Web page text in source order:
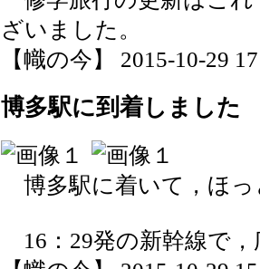
ざいました。
【幟の今】 2015-10-29
博多駅に到着しました
博多駅に着いて，ほっ
16：29発の新幹線で